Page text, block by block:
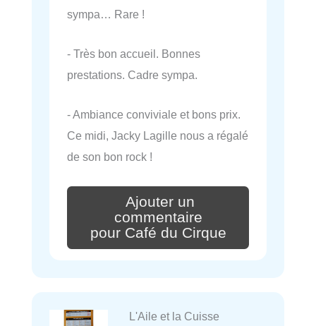
sympa… Rare !
- Très bon accueil. Bonnes
prestations. Cadre sympa.
- Ambiance conviviale et bons prix.
Ce midi, Jacky Lagille nous a régalé
de son bon rock !
Ajouter un
commentaire
pour Café du Cirque
L'Aile et la Cuisse